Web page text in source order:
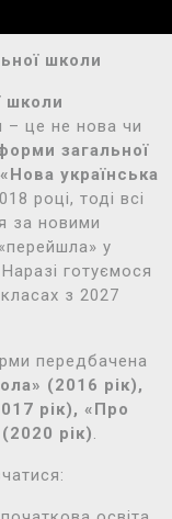
школи
школи
– це не нова чи
загальної
українська
році, тоді всі
за новими
у
готуємося
з 2027
передбачена
(2016 рік),
рік), «Про
рік).